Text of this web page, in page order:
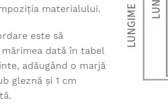
materialului.
este să
dată în tabel
adăugând o marjă
gleznă și 1 cm